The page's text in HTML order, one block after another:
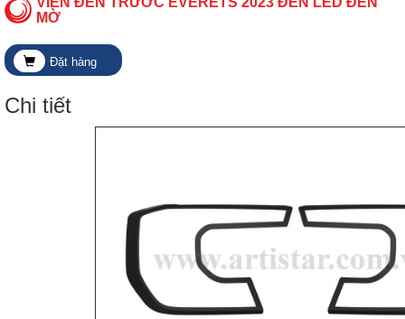
MỜ
Đặt hàng
Chi tiết